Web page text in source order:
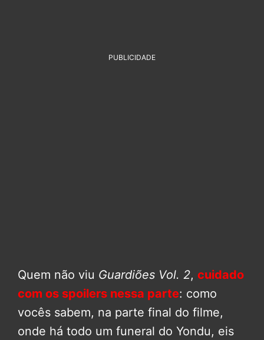
PUBLICIDADE
Quem não viu Guardiões Vol. 2, cuidado
com os spoilers nessa parte: como
vocês sabem, na parte final do filme,
onde há todo um funeral do Yondu, eis